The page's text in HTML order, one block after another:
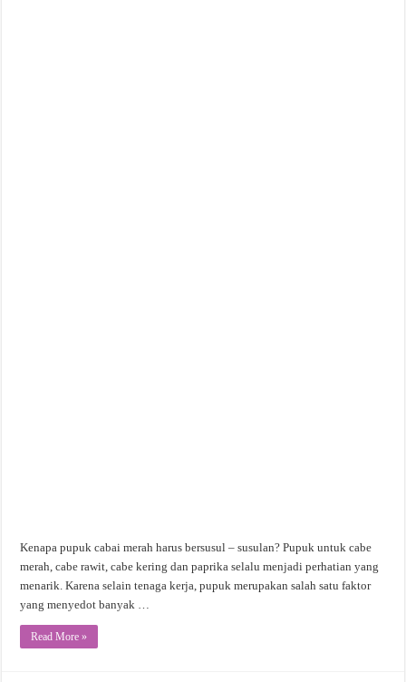
Kenapa pupuk cabai merah harus bersusul – susulan? Pupuk untuk cabe
merah, cabe rawit, cabe kering dan paprika selalu menjadi perhatian yang
menarik. Karena selain tenaga kerja, pupuk merupakan salah satu faktor
yang menyedot banyak …
Read More »